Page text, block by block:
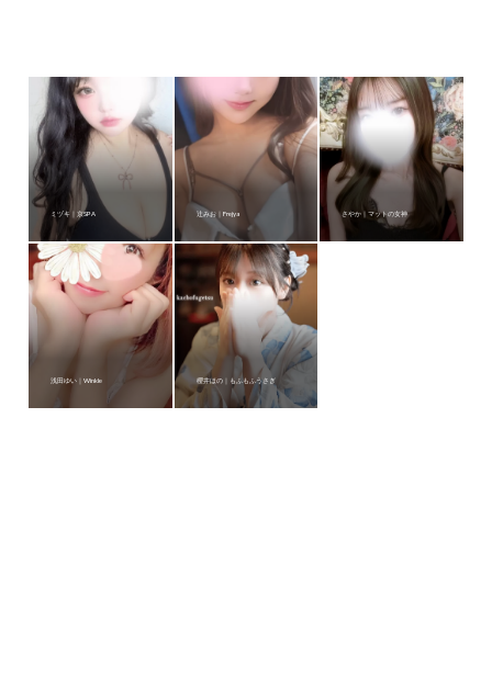
ミヅキ｜京SPA 辻みお｜Frejya さやか｜マットの女神
浅田ゆい｜Winkle 櫻井ほの｜もふもふうさぎ